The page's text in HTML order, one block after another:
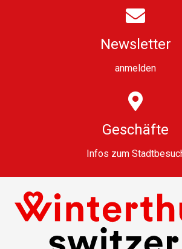
Newsletter
anmelden
Geschäfte
Infos zum